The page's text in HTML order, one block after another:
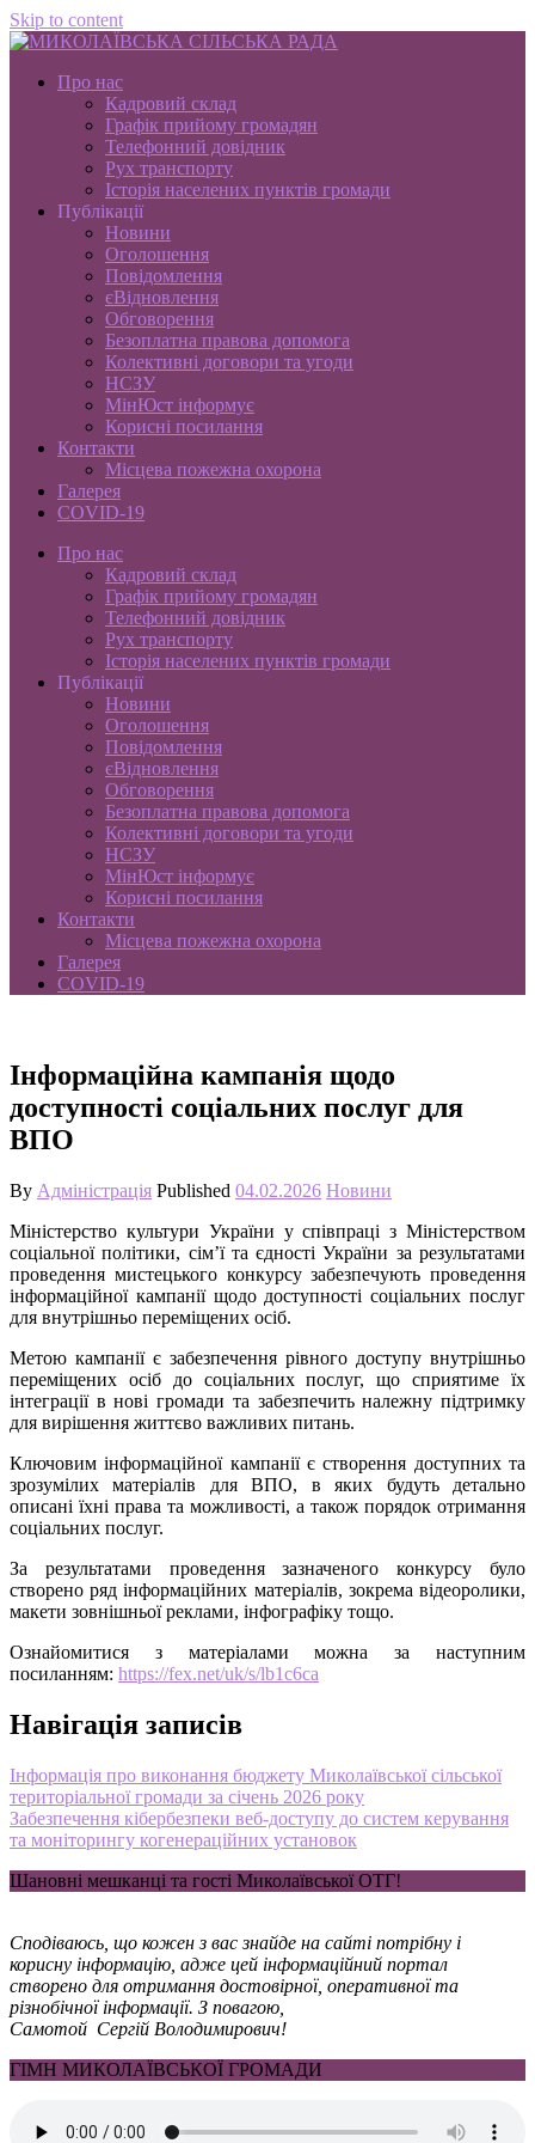
Skip to content
Про нас
Кадровий склад
Графік прийому громадян
Телефонний довідник
Рух транспорту
Історія населених пунктів громади
Публікації
Новини
Оголошення
Повідомлення
єВідновлення
Обговорення
Безоплатна правова допомога
Колективні договори та угоди
НСЗУ
МінЮст інформує
Корисні посилання
Контакти
Місцева пожежна охорона
Галерея
COVID-19
Про нас
Кадровий склад
Графік прийому громадян
Телефонний довідник
Рух транспорту
Історія населених пунктів громади
Публікації
Новини
Оголошення
Повідомлення
єВідновлення
Обговорення
Безоплатна правова допомога
Колективні договори та угоди
НСЗУ
МінЮст інформує
Корисні посилання
Контакти
Місцева пожежна охорона
Галерея
COVID-19
Інформаційна кампанія щодо
доступності соціальних послуг для
ВПО
By Адміністрація Published 04.02.2026 Новини
Міністерство культури України у співпраці з Міністерством
соціальної політики, сім’ї та єдності України за результатами
проведення мистецького конкурсу забезпечують проведення
інформаційної кампанії щодо доступності соціальних послуг
для внутрішньо переміщених осіб.
Метою кампанії є забезпечення рівного доступу внутрішньо
переміщених осіб до соціальних послуг, що сприятиме їх
інтеграції в нові громади та забезпечить належну підтримку
для вирішення життєво важливих питань.
Ключовим інформаційної кампанії є створення доступних та
зрозумілих
матеріалів для ВПО, в яких будуть детально
описані їхні права та можливості, а також порядок отримання
соціальних послуг.
За
результатами проведення зазначеного конкурсу
було
створено ряд інформаційних матеріалів, зокрема відеоролики,
макети зовнішньої реклами, інфографіку тощо.
Ознайомитися з матеріалами можна за наступним
посиланням: https://fex.net/uk/s/lb1c6ca
Навігація записів
Інформація про виконання бюджету Миколаївської сільської
територіальної громади за січень 2026 року
Забезпечення кібербезпеки веб-доступу до систем керування
та моніторингу когенераційних установок
Шановні мешканці та гості Миколаївської ОТГ!
Сподіваюсь, що кожен з вас знайде на сайті потрібну і
корисну інформацію, адже цей інформаційний портал
створено для отримання достовірної, оперативної та
різнобічної інформації. З повагою,
Самотой Сергій Володимирович!
ГІМН МИКОЛАЇВСЬКОЇ ГРОМАДИ